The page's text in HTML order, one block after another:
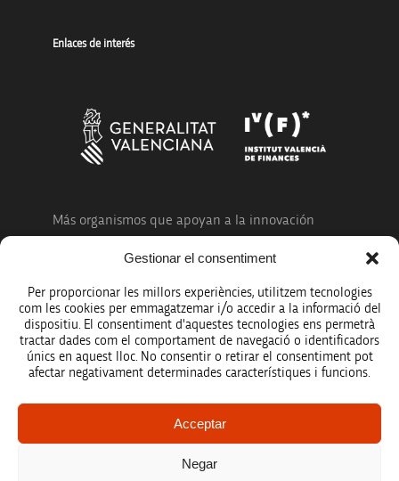
Gestionar el consentiment
Per proporcionar les millors experiències, utilitzem tecnologies
com les cookies per emmagatzemar i/o accedir a la informació del
dispositiu. El consentiment d'aquestes tecnologies ens permetrà
tractar dades com el comportament de navegació o identificadors
únics en aquest lloc. No consentir o retirar el consentiment pot
afectar negativament determinades característiques i funcions.
Acceptar
Negar
Enlaces de interés
Más organismos que apoyan a la innovación
Avíso legal
Política de protección de datos
Registro de actividades de tratamiento